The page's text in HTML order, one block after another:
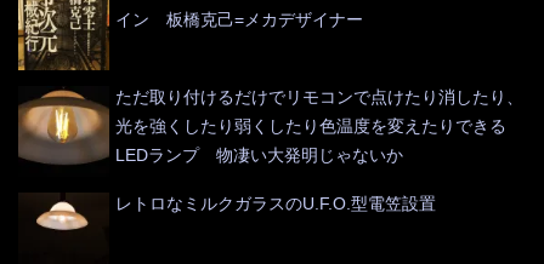
イン 板橋克己=メカデザイナー
ただ取り付けるだけでリモコンで点けたり消したり、
光を強くしたり弱くしたり色温度を変えたりできる
LEDランプ 物凄い大発明じゃないか
レトロなミルクガラスのU.F.O.型電笠設置